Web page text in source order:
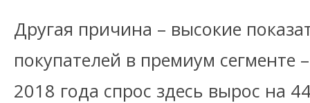
Другая причина – высокие
покупателей в премиум сегменте
2018 года спрос здесь вырос на